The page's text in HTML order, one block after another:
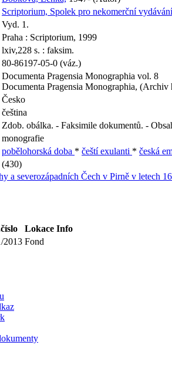
Scriptorium, Spolek pro nekomerční
Vyd. 1.
Praha : Scriptorium, 1999
lxiv,228 s. : faksim.
80-86197-05-0 (váz.)
Documenta Pragensia Monographia vol. 8
Documenta Pragensia Monographia, (Archiv
Česko
čeština
Zdob. obálka. - Faksimile dokumentů. -
monografie
pobělohorská doba * čeští exulanti * česká
(430)
Lokace Info
2013 Fond